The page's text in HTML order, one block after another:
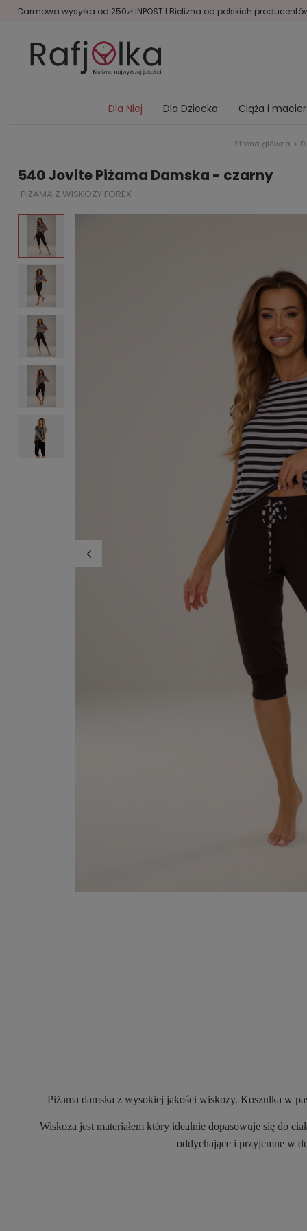
Darmowa wysyłka od 250zł INPOST I Bielizna od polskich
Dla Niej Dla Dziecka Ciąża i
Strona główna
540 Jovite Piżama Damska - czarny
PIŻAMA Z WISKOZY FOREX
Piżama damska z wysokiej jakości wiskozy. Koszulka w
Wiskoza jest materiałem który idealnie dopasowuje się do
oddychające i przyjemne w